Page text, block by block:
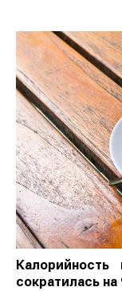
сократилась на